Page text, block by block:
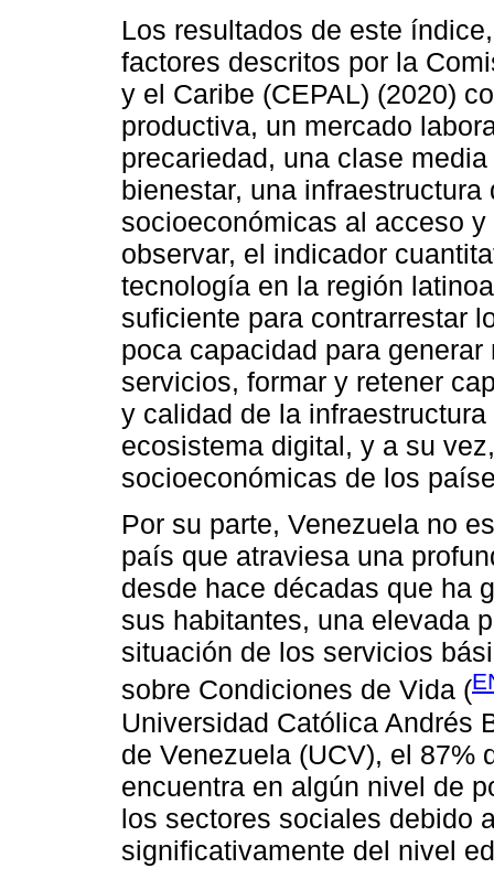
Los resultados de este
factores descritos por la
y el Caribe (CEPAL) (2020)
productiva, un mercado
precariedad, una clase
bienestar, una
socioeconómicas al acceso
observar, el indicador
tecnología en la región
suficiente para contrarrestar
poca capacidad para
servicios, formar y retener
y calidad de la
ecosistema digital, y a su
socioeconómicas de los
Por su parte, Venezuela no
país que atraviesa una
desde hace décadas que ha
sus habitantes, una elevada
situación de los servicios
sobre Condiciones de Vida (
Universidad Católica Andrés
de Venezuela (UCV), el 87%
encuentra en algún nivel de
los sectores sociales debido
significativamente del nivel